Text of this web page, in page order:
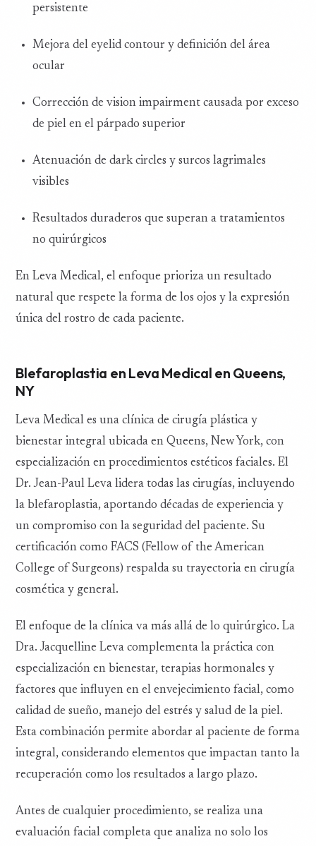
persistente
Mejora del eyelid contour y definición del área
ocular
Corrección de vision impairment causada por exceso
de piel en el párpado superior
Atenuación de dark circles y surcos lagrimales
visibles
Resultados duraderos que superan a tratamientos
no quirúrgicos
En Leva Medical, el enfoque prioriza un resultado
natural que respete la forma de los ojos y la expresión
única del rostro de cada paciente.
Blefaroplastia en Leva Medical en Queens,
NY
Leva Medical es una clínica de cirugía plástica y
bienestar integral ubicada en Queens, New York, con
especialización en procedimientos estéticos faciales. El
Dr. Jean-Paul Leva lidera todas las cirugías, incluyendo
la blefaroplastia, aportando décadas de experiencia y
un compromiso con la seguridad del paciente. Su
certificación como FACS (Fellow of the American
College of Surgeons) respalda su trayectoria en cirugía
cosmética y general.
El enfoque de la clínica va más allá de lo quirúrgico. La
Dra. Jacquelline Leva complementa la práctica con
especialización en bienestar, terapias hormonales y
factores que influyen en el envejecimiento facial, como
calidad de sueño, manejo del estrés y salud de la piel.
Esta combinación permite abordar al paciente de forma
integral, considerando elementos que impactan tanto la
recuperación como los resultados a largo plazo.
Antes de cualquier procedimiento, se realiza una
evaluación facial completa que analiza no solo los